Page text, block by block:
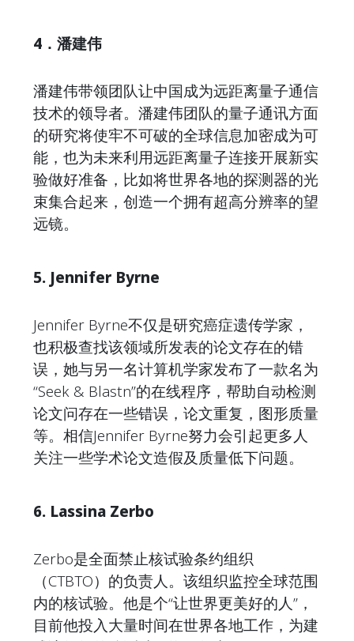
4．潘建伟
潘建伟带领团队让中国成为远距离量子通信
技术的领导者。潘建伟团队的量子通讯方面
的研究将使牢不可破的全球信息加密成为可
能，也为未来利用远距离量子连接开展新实
验做好准备，比如将世界各地的探测器的光
束集合起来，创造一个拥有超高分辨率的望
远镜。
5. Jennifer Byrne
Jennifer Byrne不仅是研究癌症遗传学家，
也积极查找该领域所发表的论文存在的错
误，她与另一名计算机学家发布了一款名为
“Seek & Blastn”的在线程序，帮助自动检测
论文问存在一些错误，论文重复，图形质量
等。相信Jennifer Byrne努力会引起更多人
关注一些学术论文造假及质量低下问题。
6. Lassina Zerbo
Zerbo是全面禁止核试验条约组织
（CTBTO）的负责人。该组织监控全球范围
内的核试验。他是个“让世界更美好的人”，
目前他投入大量时间在世界各地工作，为建